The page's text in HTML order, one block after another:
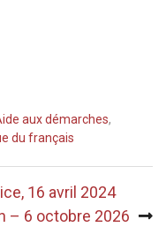
aux démarches,
du français
16 avril 2024
– 6 octobre 2026